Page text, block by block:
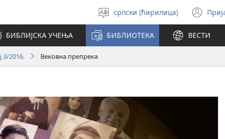
Изабери
језик
српски (ћирилица)
БИБЛИЈСКА УЧЕЊА БИБЛИОТЕКА ВЕСТИ
3/2016. Вековна препрека